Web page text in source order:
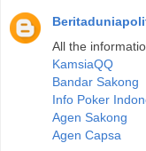
All the
KamsiaQQ
Bandar Sakong
Info Poker
Agen Sakong
Agen Capsa